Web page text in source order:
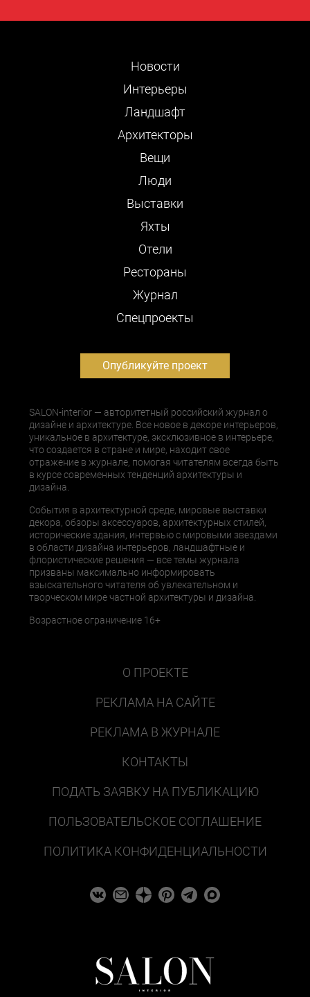
Новости
Интерьеры
Ландшафт
Архитекторы
Вещи
Люди
Выставки
Яхты
Отели
Рестораны
Журнал
Cпецпроекты
Опубликуйте проект
SALON-interior — авторитетный российский журнал о
дизайне и архитектуре. Все новое в декоре интерьеров,
уникальное в архитектуре, эксклюзивное в интерьере,
что создается в стране и мире, находит свое
отражение в журнале, помогая читателям всегда быть
в курсе современных тенденций архитектуры и
дизайна.
События в архитектурной среде, мировые выставки
декора, обзоры аксессуаров, архитектурных стилей,
исторические здания, интервью с мировыми звездами
в области дизайна интерьеров, ландшафтные и
флористические решения — все темы журнала
призваны максимально информировать
взыскательного читателя об увлекательном и
творческом мире частной архитектуры и дизайна.
Возрастное ограничение 16+
О ПРОЕКТЕ
РЕКЛАМА НА САЙТЕ
РЕКЛАМА В ЖУРНАЛЕ
КОНТАКТЫ
ПОДАТЬ ЗАЯВКУ НА ПУБЛИКАЦИЮ
ПОЛЬЗОВАТЕЛЬСКОЕ СОГЛАШЕНИЕ
ПОЛИТИКА КОНФИДЕНЦИАЛЬНОСТИ